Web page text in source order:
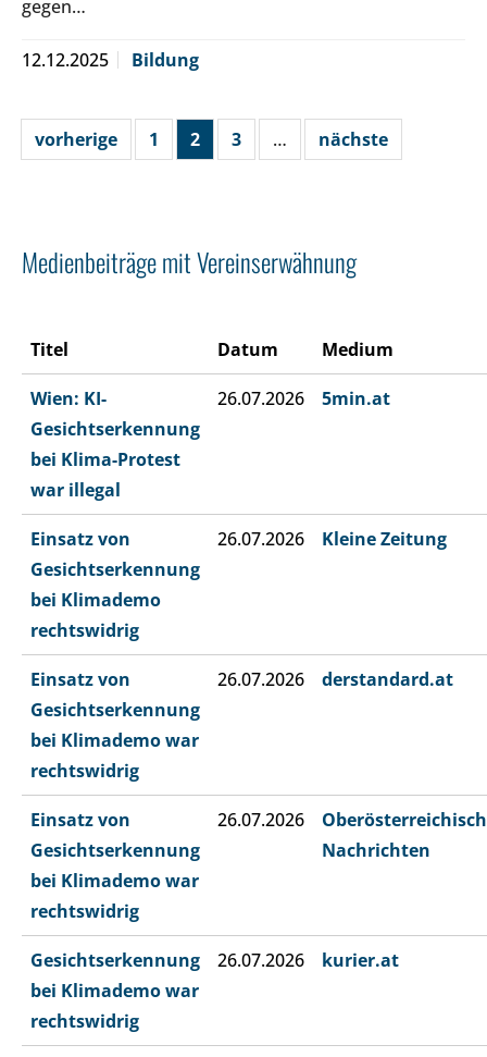
gegen…
12.12.2025 Bildung
vorherige 1 2 3 … nächste
Medienbeiträge mit Vereinserwähnung
Titel Datum Medium
Wien: KI-
Gesichtserkennung
bei Klima-Protest
war illegal
26.07.2026 5min.at
Einsatz von
Gesichtserkennung
bei Klimademo
rechtswidrig
26.07.2026 Kleine Zeitung
Einsatz von
Gesichtserkennung
bei Klimademo war
rechtswidrig
26.07.2026 derstandard.at
Einsatz von
Gesichtserkennung
bei Klimademo war
rechtswidrig
26.07.2026
Nachrichten
Gesichtserkennung
bei Klimademo war
rechtswidrig
26.07.2026 kurier.at